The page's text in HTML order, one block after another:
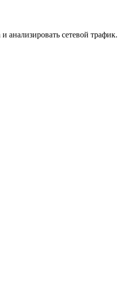
анализировать сетевой трафик.